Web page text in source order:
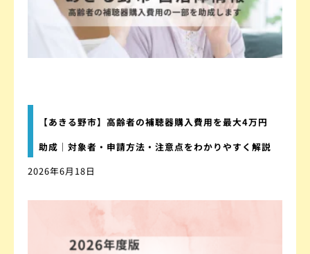
【あきる野市】高齢者の補聴器購入費用を最大4万円
助成｜対象者・申請方法・注意点をわかりやすく解説
2026年6月18日